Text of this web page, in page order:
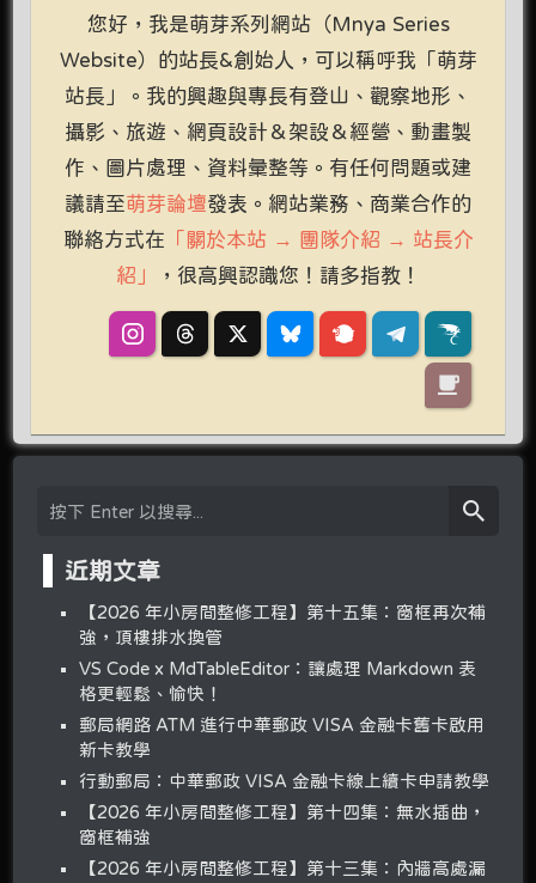
您好，我是萌芽系列網站（Mnya Series
Website）的站長&創始人，可以稱呼我「萌芽
站長」。我的興趣與專長有登山、觀察地形、
攝影、旅遊、網頁設計＆架設＆經營、動畫製
作、圖片處理、資料彙整等。有任何問題或建
議請至萌芽論壇發表。網站業務、商業合作的
聯絡方式在 「關於本站 → 團隊介紹 → 站長介
紹」
，很高興認識您！請多指教！
近期文章
【2026 年小房間整修工程】第十五集：窗框再次補
強，頂樓排水換管
VS Code x MdTableEditor：讓處理 Markdown 表
格更輕鬆、愉快！
郵局網路 ATM 進行中華郵政 VISA 金融卡舊卡啟用
新卡教學
行動郵局：中華郵政 VISA 金融卡線上續卡申請教學
【2026 年小房間整修工程】第十四集：無水插曲，
窗框補強
【2026 年小房間整修工程】第十三集：內牆高處漏